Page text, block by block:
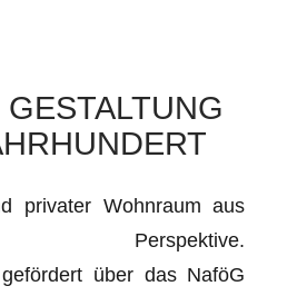
privater Wohnraum aus
Perspektive.
über das NaföG